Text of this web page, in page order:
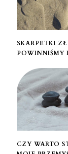
SKARPETKI
POWINNIŚMY
CZY WARTO